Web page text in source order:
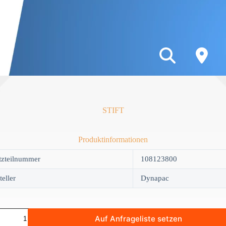
STIFT
Produktinformationen
108123800
Dynapac
Auf Anfrageliste setzen